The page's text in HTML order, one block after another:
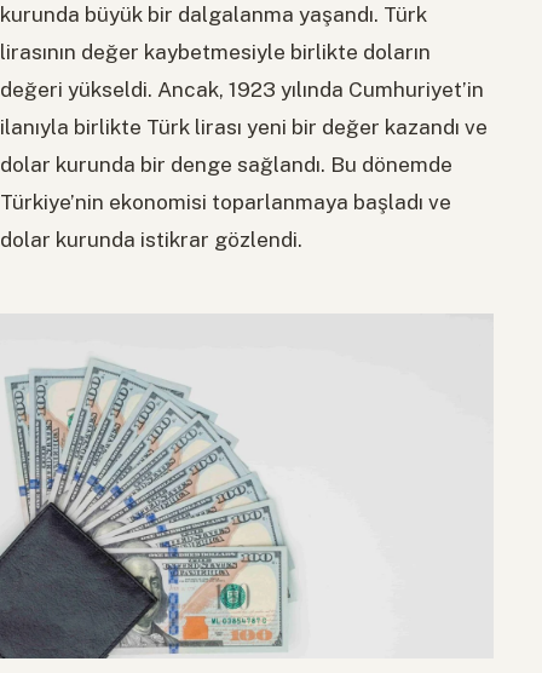
kurunda büyük bir dalgalanma yaşandı. Türk
lirasının değer kaybetmesiyle birlikte doların
değeri yükseldi. Ancak, 1923 yılında Cumhuriyet’in
ilanıyla birlikte Türk lirası yeni bir değer kazandı ve
dolar kurunda bir denge sağlandı. Bu dönemde
Türkiye’nin ekonomisi toparlanmaya başladı ve
dolar kurunda istikrar gözlendi.